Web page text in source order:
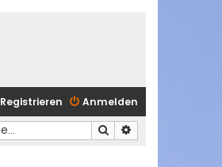
Anmelden
Registrieren
Suche